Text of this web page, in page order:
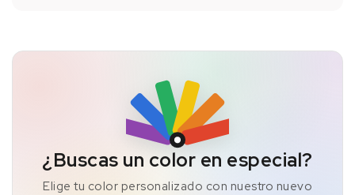
¿Buscas un color en especial?
Elige tu color personalizado con nuestro nuevo